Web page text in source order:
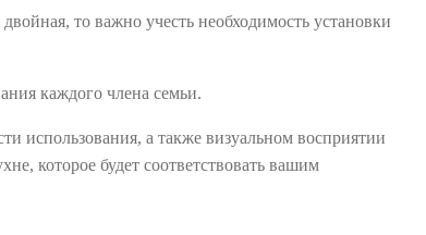
то важно учесть необходимость установки
каждого члена семьи.
использования, а также визуальном восприятии
которое будет соответствовать вашим